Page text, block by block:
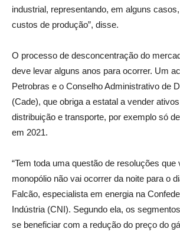
industrial, representando, em alguns
custos de produção”, disse.
O processo de desconcentração do
deve levar alguns anos para ocorrer. Um
Petrobras e o Conselho Administrativo de
(Cade), que obriga a estatal a vender
distribuição e transporte, por exemplo só
em 2021.
“Tem toda uma questão de resoluções
monopólio não vai ocorrer da noite para o
Falcão, especialista em energia na
Indústria (CNI). Segundo ela, os
se beneficiar com a redução do preço do